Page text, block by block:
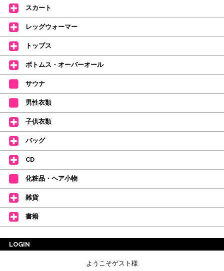
【ミルバ インスタグラム】←ここをクリック♪
皆さまのダンスライフをサポートできるようなさまざまな商品をご紹介して
おります。
【新商品はこちらから】 ←ここをクリック♪
スカート
レッグウォーマー
トップス
ボトムス・オーバーオール
サウナ
男性衣類
子供衣類
バッグ
CD
化粧品・ヘア小物
雑貨
書籍
LOGIN
ようこそゲスト様